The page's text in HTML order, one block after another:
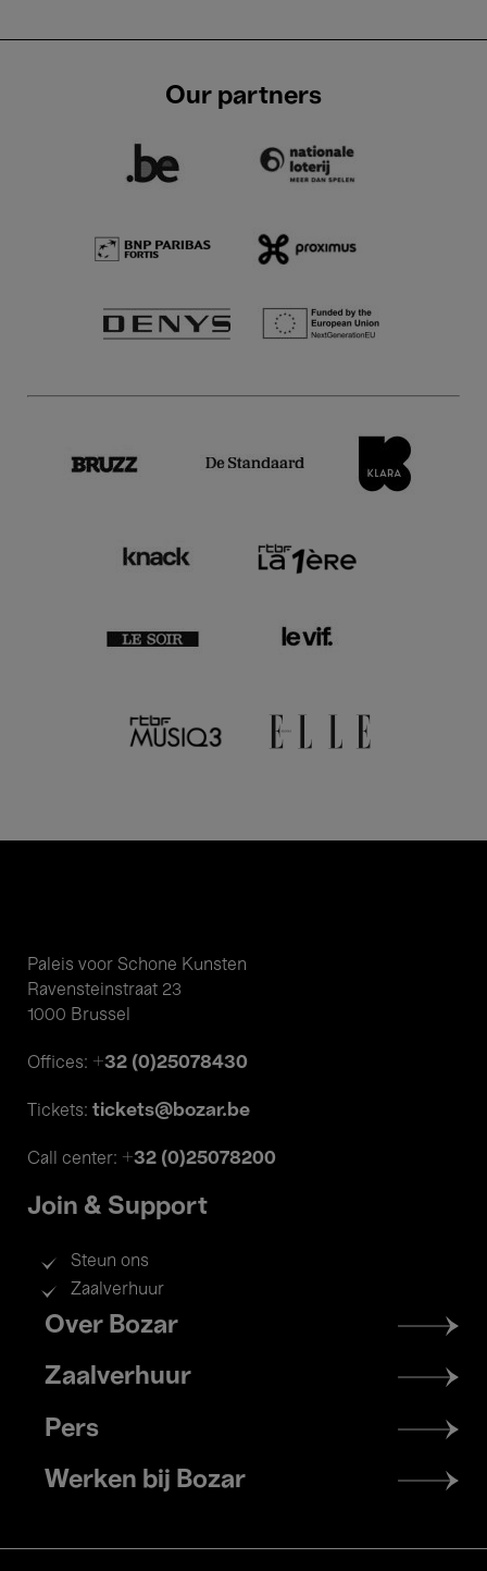
Our partners
Paleis voor Schone Kunsten
Ravensteinstraat 23
1000 Brussel
Offices: +32 (0)25078430
Tickets: tickets@bozar.be
Call center: +32 (0)25078200
Join & Support
Steun ons
Zaalverhuur
Footer
menu
Over Bozar
Zaalverhuur
Pers
Werken bij Bozar